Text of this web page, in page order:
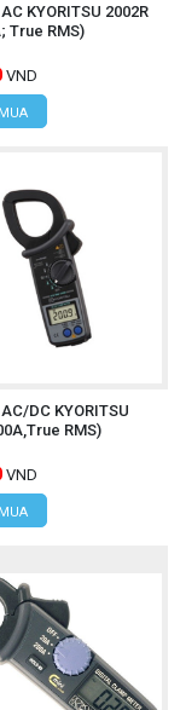
KYORITSU 2002R
True RMS)
VND
DC KYORITSU
RMS)
VND